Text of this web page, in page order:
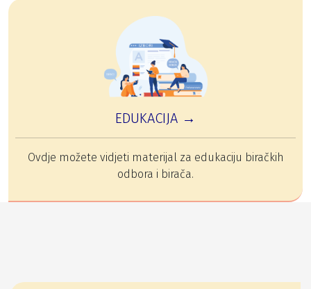
EDUKACIJA →
Ovdje možete vidjeti materijal za edukaciju biračkih
odbora i birača.